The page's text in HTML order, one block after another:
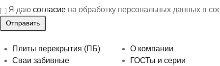
Я даю согласие на обработку персональных данных в
Плиты перекрытия (ПБ)
Сваи забивные
О компании
ГОСТы и серии